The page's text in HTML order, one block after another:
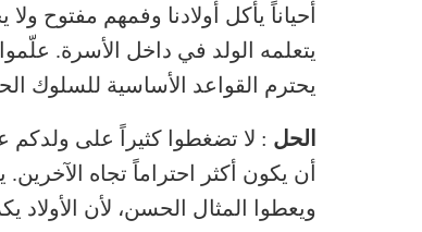
أحياناً يأكل أولادنا وفمهم مفتوح
يتعلمه الولد في داخل الأسرة.
يحترم القواعد الأساسية للسلوك
الحل : لا تضغطوا كثيراً على ولدكم
أن يكون أكثر احتراماً تجاه
ويعطوا المثال الحسن، لأن الأولاد